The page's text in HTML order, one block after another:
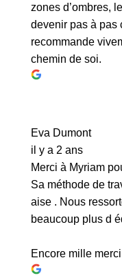
zones d’ombres,
devenir pas à pas
recommande
chemin de soi.
Eva Dumont
il y a 2 ans
Merci à Myriam
Sa méthode de
aise . Nous
beaucoup plus d
Encore mille